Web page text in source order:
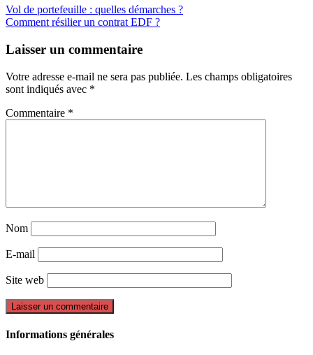
Vol de portefeuille : quelles démarches ?
Comment résilier un contrat EDF ?
Laisser un commentaire
Votre adresse e-mail ne sera pas publiée. Les champs obligatoires
sont indiqués avec *
Commentaire *
Nom
E-mail
Site web
Informations générales